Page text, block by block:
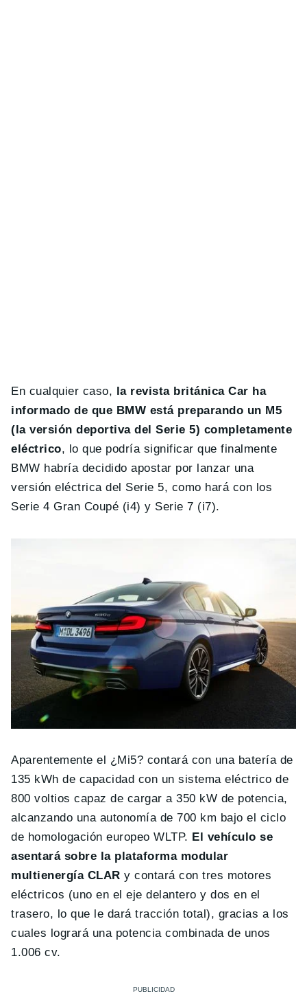
En cualquier caso, la revista británica Car ha
informado de que BMW está preparando un M5
(la versión deportiva del Serie 5) completamente
eléctrico, lo que podría significar que finalmente
BMW habría decidido apostar por lanzar una
versión eléctrica del Serie 5, como hará con los
Serie 4 Gran Coupé (i4) y Serie 7 (i7).
Aparentemente el ¿Mi5? contará con una batería de
135 kWh de capacidad con un sistema eléctrico de
800 voltios capaz de cargar a 350 kW de potencia,
alcanzando una autonomía de 700 km bajo el ciclo
de homologación europeo WLTP. El vehículo se
asentará sobre la plataforma modular
multienergía CLAR y contará con tres motores
eléctricos (uno en el eje delantero y dos en el
trasero, lo que le dará tracción total), gracias a los
cuales logrará una potencia combinada de unos
1.006 cv.